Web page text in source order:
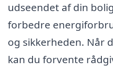
udseendet af din
forbedre
og sikkerheden. Når
kan du forvente